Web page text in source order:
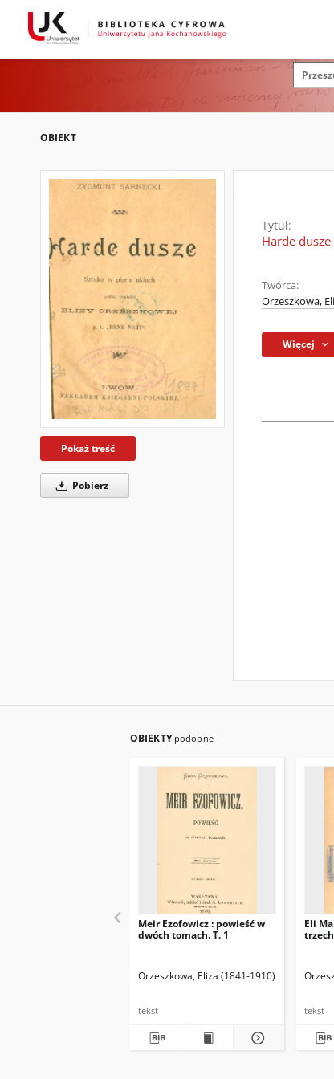
OBIEKT
Pokaż treść
Pobierz
Tytuł:
Harde
Twórca:
Orzeszkowa,
Więcej
OBIEKTY podobne
Meir Ezofowicz : powieść w
dwóch tomach. T. 1
Orzeszkowa, Eliza (1841-1910)
tekst
Eli
tekst